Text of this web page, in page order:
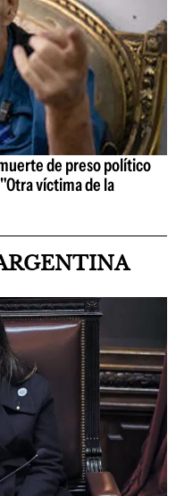
de preso político
víctima de la